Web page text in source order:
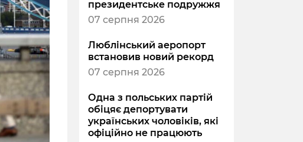
президентське подружжя
07 серпня 2026
Люблінський аеропорт
встановив новий рекорд
07 серпня 2026
Одна з польських партій
обіцяє депортувати
українських чоловіків, які
офіційно не працюють